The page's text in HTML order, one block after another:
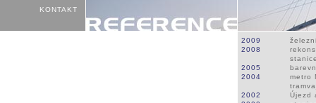
KONTAKT
2009
2008
2005
2004
metro
2002
Újezd